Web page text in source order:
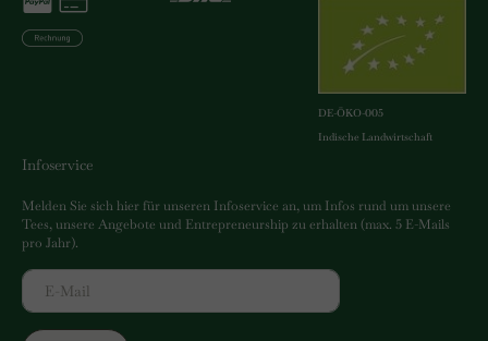
DE-ÖKO-005
Indische Landwirtschaft
Infoservice
Melden Sie sich hier für unseren Infoservice an, um Infos rund um unsere
Tees, unsere Angebote und Entrepreneurship zu erhalten (max. 5 E-Mails
pro Jahr).